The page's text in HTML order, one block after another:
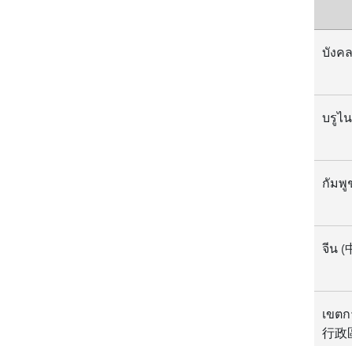
บังค
กัมพู
จีน (
เขต
行政